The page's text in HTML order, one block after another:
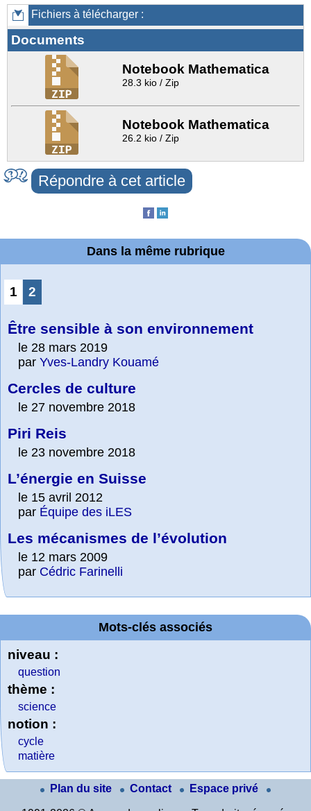
Fichiers à télécharger :
Documents
Notebook Mathematica
28.3 kio / Zip
Notebook Mathematica
26.2 kio / Zip
Répondre à cet article
Dans la même rubrique
1 2
Être sensible à son environnement
le 28 mars 2019
par Yves-Landry Kouamé
Cercles de culture
le 27 novembre 2018
Piri Reis
le 23 novembre 2018
L’énergie en Suisse
le 15 avril 2012
par Équipe des iLES
Les mécanismes de l’évolution
le 12 mars 2009
par Cédric Farinelli
Mots-clés associés
niveau :
question
thème :
science
notion :
cycle
matière
Plan du site Contact Espace privé